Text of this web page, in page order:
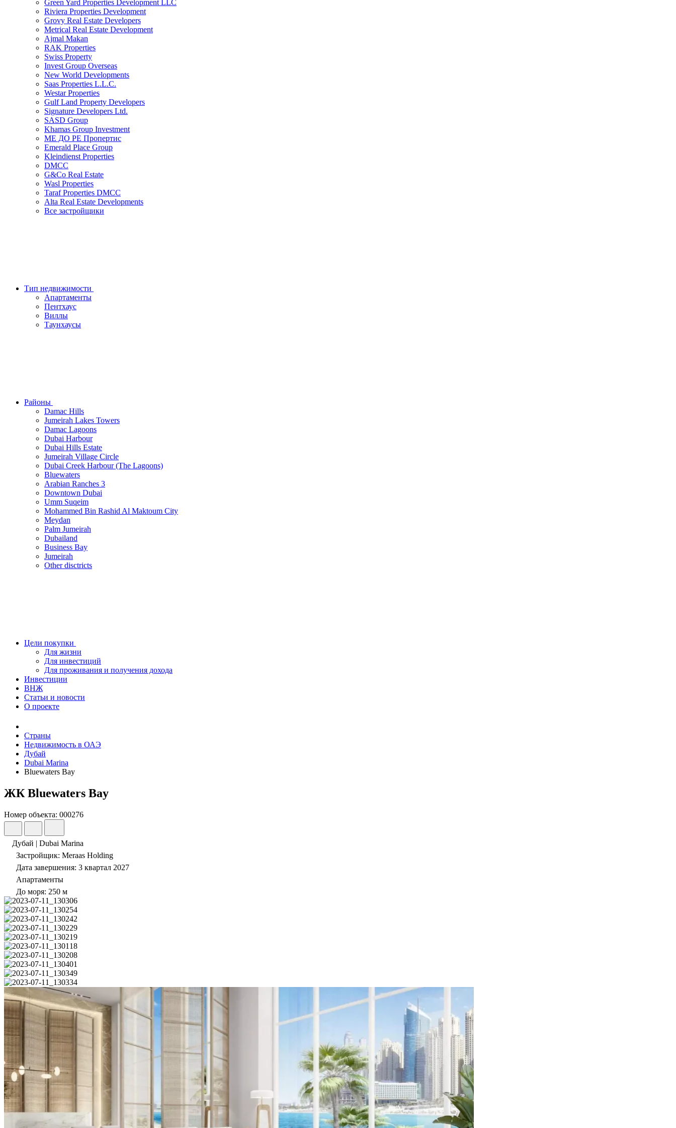
Green Yard Properties Development LLC
Riviera Properties Development
Grovy Real Estate Developers
Metrical Real Estate Development
Ajmal Makan
RAK Properties
Swiss Property
Invest Group Overseas
New World Developments
Saas Properties L.L.C.
Westar Properties
Gulf Land Property Developers
Signature Developers Ltd.
SASD Group
Khamas Group Investment
МЕ ДО РЕ Пропертис
Emerald Place Group
Kleindienst Properties
DMCC
G&Co Real Estate
Wasl Properties
Taraf Properties DMCC
Alta Real Estate Developments
Все застройщики
Тип недвижимости
Апартаменты
Пентхаус
Виллы
Таунхаусы
Районы
Damac Hills
Jumeirah Lakes Towers
Damac Lagoons
Dubai Harbour
Dubai Hills Estate
Jumeirah Village Circle
Dubai Creek Harbour (The Lagoons)
Bluewaters
Arabian Ranches 3
Downtown Dubai
Umm Suqeim
Mohammed Bin Rashid Al Maktoum City
Meydan
Palm Jumeirah
Dubailand
Business Bay
Jumeirah
Other disctricts
Цели покупки
Для жизни
Для инвестиций
Для проживания и получения дохода
Инвестиции
ВНЖ
Статьи и новости
О проекте
Страны
Недвижимость в ОАЭ
Дубай
Dubai Marina
Bluewaters Bay
ЖК Bluewaters Bay
Номер объекта: 000276
Дубай | Dubai Marina
Застройщик: Meraas Holding
Дата завершения: 3 квартал 2027
Апартаменты
До моря: 250 м